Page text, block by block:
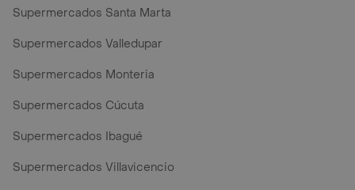
Supermercados Santa Marta
Supermercados Valledupar
Supermercados Monteria
Supermercados Cúcuta
Supermercados Ibagué
Supermercados Villavicencio